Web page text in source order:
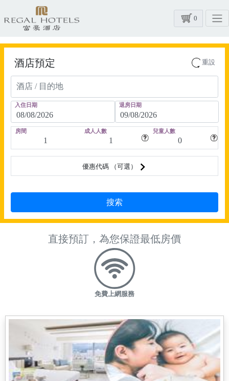
0
酒店預定 重設
入住日期 退房日期
房間 成人人數 兒童人數
優惠代碼 （可選）
直接預訂，為您保證最低房價
免費上網服務